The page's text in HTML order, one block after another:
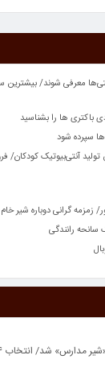
اشتراک مواضع دارند
معرفی شوند/ بیشترین
ها را بشناسید
سپرده شود
گرانی دوباره شیر خام
رانندگی
معرفی شوند/ بیشترین
ها را بشناسید
سپرده شود
شد/ انتخاب ۴ قلم غذایی مغذی